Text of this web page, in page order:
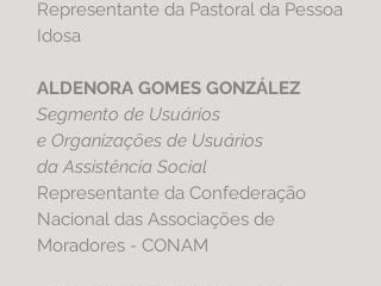
Representante da Pastoral da Pessoa
Idosa
ALDENORA GOMES GONZÁLEZ
Segmento de Usuários
e Organizações de Usuários
da Assistência Social
Representante da Confederação
Nacional das Associações de
Moradores - CONAM